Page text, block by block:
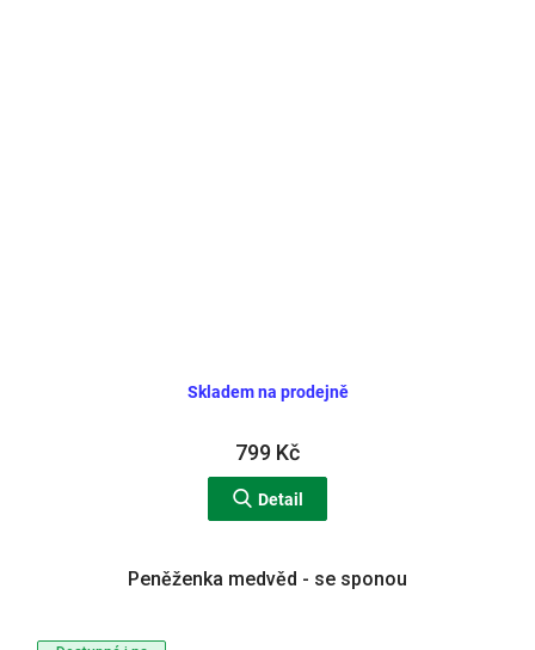
Skladem na prodejně
799 Kč
Detail
Peněženka medvěd - se sponou